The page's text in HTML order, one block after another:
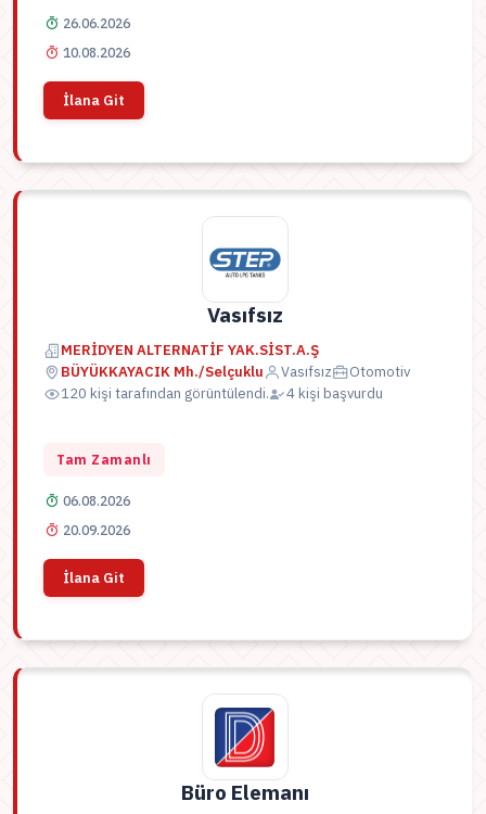
26.06.2026
10.08.2026
İlana Git
Vasıfsız
MERİDYEN ALTERNATİF YAK.SİST.A.Ş
BÜYÜKKAYACIK Mh./Selçuklu
Vasıfsız
Otomotiv
120 kişi tarafından görüntülendi.
4 kişi başvurdu
Tam Zamanlı
06.08.2026
20.09.2026
İlana Git
Büro Elemanı